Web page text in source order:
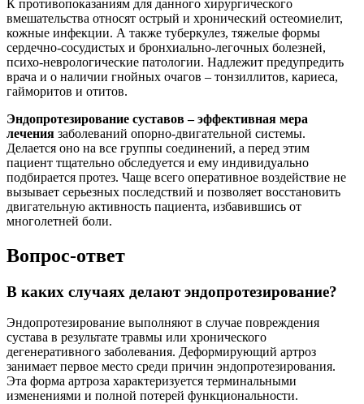
К противопоказаниям для данного хирургического
вмешательства относят острый и хронический остеомиелит,
кожные инфекции. А также туберкулез, тяжелые формы
сердечно-сосудистых и бронхиально-легочных болезней,
психо-неврологические патологии. Надлежит предупредить
врача и о наличии гнойных очагов – тонзиллитов, кариеса,
гайморитов и отитов.
Эндопротезирование суставов – эффективная мера
лечения заболеваний опорно-двигательной системы.
Делается оно на все группы соединений, а перед этим
пациент тщательно обследуется и ему индивидуально
подбирается протез. Чаще всего оперативное воздействие не
вызывает серьезных последствий и позволяет восстановить
двигательную активность пациента, избавившись от
многолетней боли.
Вопрос-ответ
В каких случаях делают эндопротезирование?
Эндопротезирование выполняют в случае повреждения
сустава в результате травмы или хронического
дегенеративного заболевания. Деформирующий артроз
занимает первое место среди причин эндопротезирования.
Эта форма артроза характеризуется терминальными
изменениями и полной потерей функциональности.